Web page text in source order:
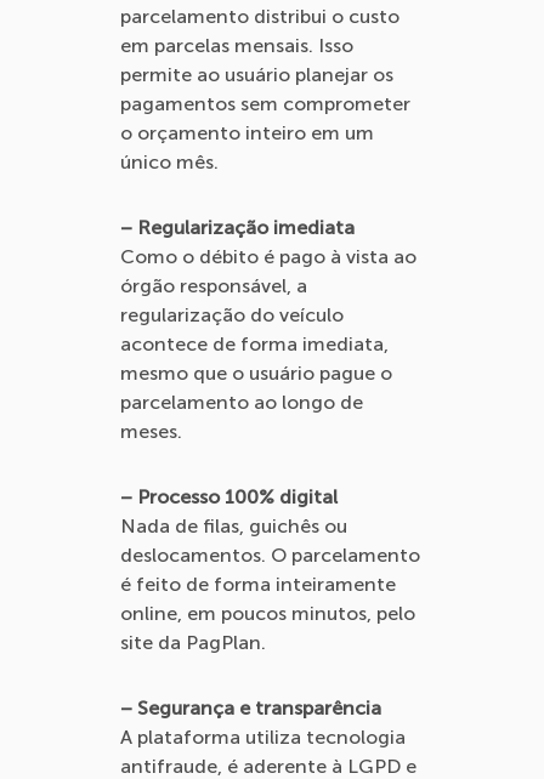
parcelamento distribui o custo
em parcelas mensais. Isso
permite ao usuário planejar os
pagamentos sem comprometer
o orçamento inteiro em um
único mês.
– Regularização imediata
Como o débito é pago à vista ao
órgão responsável, a
regularização do veículo
acontece de forma imediata,
mesmo que o usuário pague o
parcelamento ao longo de
meses.
– Processo 100% digital
Nada de filas, guichês ou
deslocamentos. O parcelamento
é feito de forma inteiramente
online, em poucos minutos, pelo
site da PagPlan.
– Segurança e transparência
A plataforma utiliza tecnologia
antifraude, é aderente à LGPD e